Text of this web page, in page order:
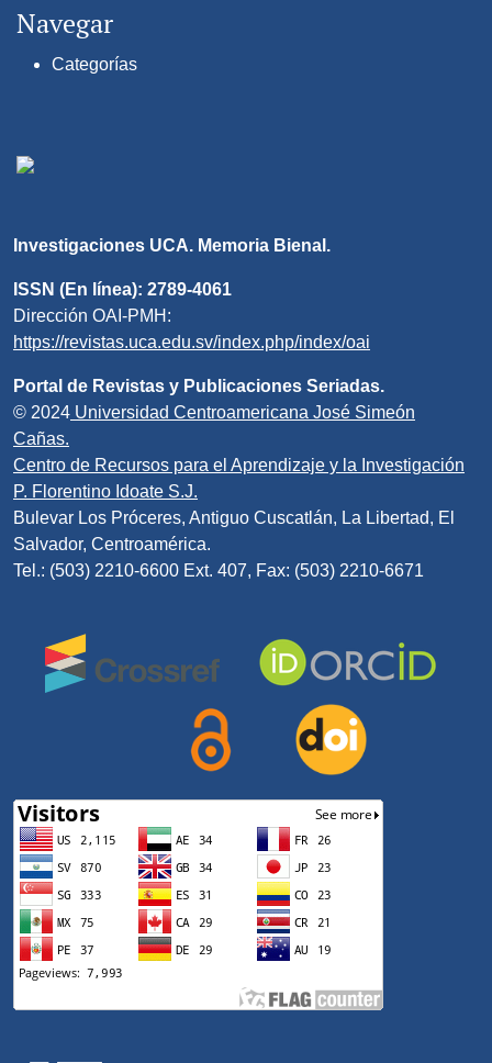
Navegar
Categorías
Investigaciones UCA. Memoria Bienal.
ISSN (En línea): 2789-4061
Dirección OAI-PMH:
https://revistas.uca.edu.sv/index.php/index/oai
Portal de Revistas y Publicaciones Seriadas.
© 2024 Universidad Centroamericana José Simeón
Cañas.
Centro de Recursos para el Aprendizaje y la Investigación
P. Florentino Idoate S.J.
Bulevar Los Próceres, Antiguo Cuscatlán, La Libertad, El
Salvador, Centroamérica.
Tel.: (503) 2210-6600 Ext. 407, Fax: (503) 2210-6671